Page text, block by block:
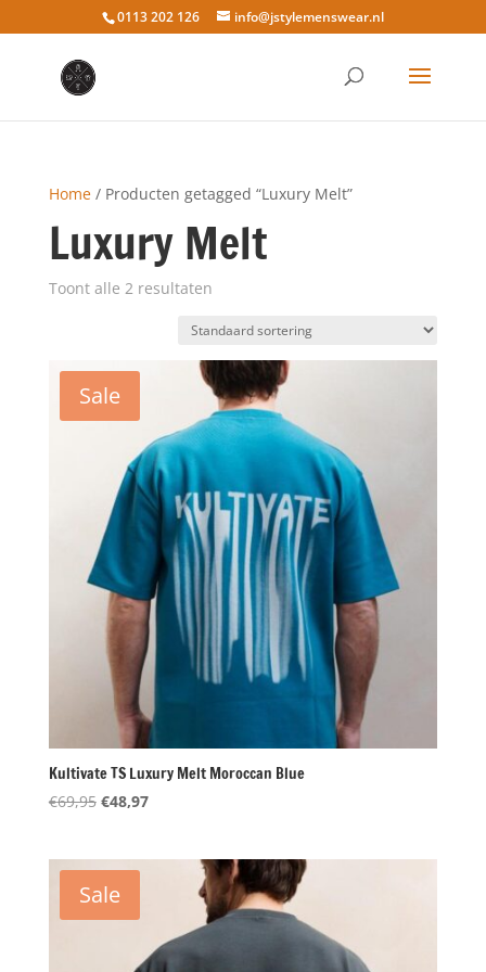
0113 202 126 info@jstylemenswear.nl
Home/ Producten getagged “Luxury Melt”
Luxury Melt
Toont alle 2 resultaten
Sale
Kultivate TS Luxury Melt Moroccan Blue
€69,95 Oorspronkelijke
€69,95.
€48,97Huidige
Sale